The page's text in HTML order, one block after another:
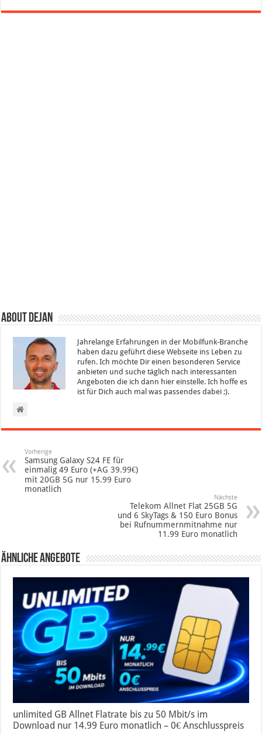
About Dejan
Jahrelange Erfahrungen in der Mobilfunk-Branche
haben dazu geführt diese Webseite ins Leben zu
rufen. Ich möchte Dir einen besonderen Service
anbieten und suche täglich nach interessanten
Angeboten die ich dann hier einstelle. Ich hoffe es
ist für Dich auch mal was passendes dabei ;).
Vorherige
Samsung Galaxy S24 FE für
einmalig 49 Euro (+AG 39.99€)
mit 20GB 5G nur 15.99 Euro
monatlich
Nächste
Telekom Allnet Flat 25GB 5G
und 6 SkyTags & 150 Euro Bonus
bei Rufnummernmitnahme nur
11.99 Euro monatlich
Ähnliche Angebote
unlimited GB Allnet Flatrate bis zu 50 Mbit/s im
Download nur 14.99 Euro monatlich – 0€ Anschlusspreis